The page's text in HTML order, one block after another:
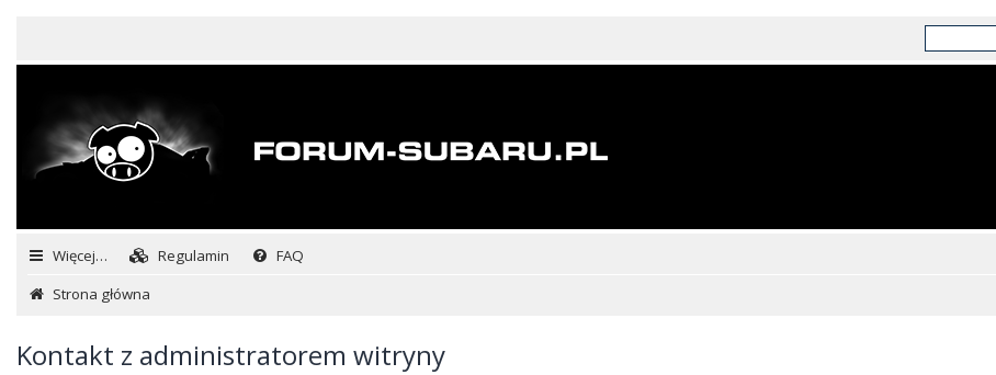
Więcej… Regulamin FAQ
Strona główna
Kontakt z administratorem witryny